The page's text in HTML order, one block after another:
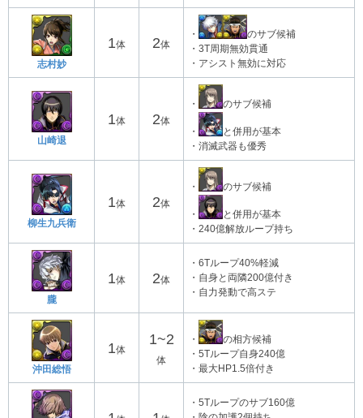
志村妙
1体 2体
・
のサブ候補
・3T周期無効貫通
・アシスト無効に対応
山崎退
1体 2体
・ のサブ候補
・
と併用が基本
・消滅武器も優秀
柳生九兵衛
1体 2体
・ のサブ候補
・
と併用が基本
・240億解放ループ持ち
朧
1体 2体
・6Tループ40%軽減
・自身と両隣200億付き
・自力発動で高ステ
沖田総悟
1体
1~2
体
・
の相方候補
・5Tループ自身240億
・最大HP1.5倍付き
・5Tループのサブ160億